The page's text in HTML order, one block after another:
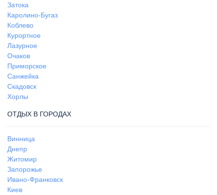
Затока
Каролино-Бугаз
Коблево
Курортное
Лазурное
Очаков
Приморское
Санжейка
Скадовск
Хорлы
ОТДЫХ В ГОРОДАХ
Винница
Днепр
Житомир
Запорожье
Ивано-Франковск
Киев